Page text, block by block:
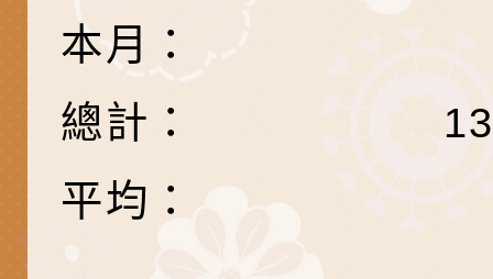
「HELLO新鮮人」
書會」、「親密關係
坊」、「祖孫樂淘桃
年─青春專案」LED
為配合政府政策宣導
環境
字稿及LCD託播影片
有關桃園市政府家庭
服務資源資訊
檢送桃園市政府LED
本月：
總計：
平均：